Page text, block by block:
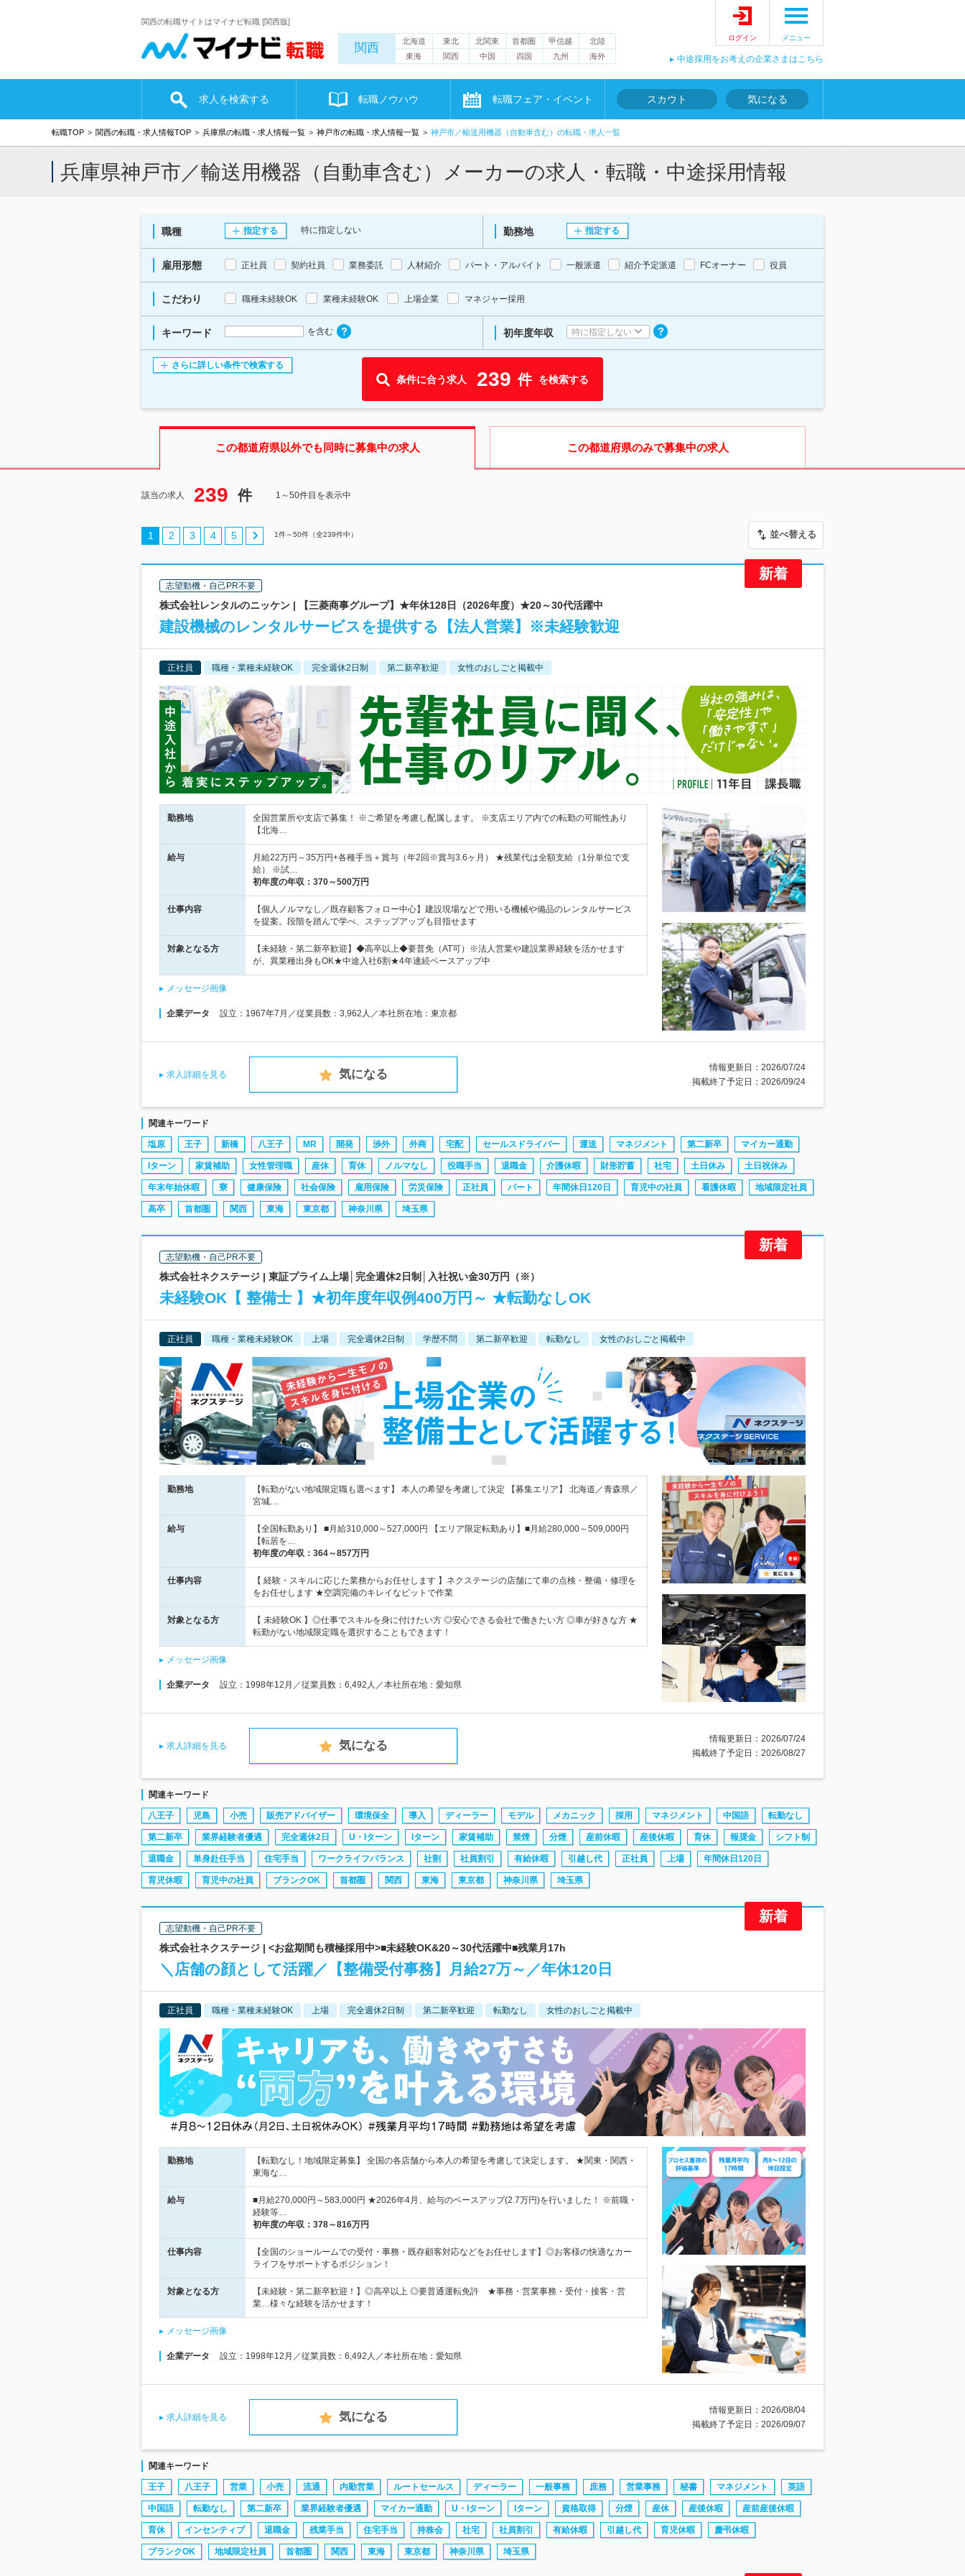
関西の転職サイトはマイナビ転職 [関西版]
関西 北海道 東北 北関東 首都圏 甲信越
北陸
東海
関西 中国 四国 九州 海外
ログイン メニュー
中途採用をお考えの企業さまはこちら
求人を検索する 転職ノウハウ 転職フェア・イベント スカウト 気になる
転職TOP 関西の転職・求人情報TOP 兵庫県の転職・求人情報一覧 神戸市の転職・求人情報一覧 神戸市／輸送用機器（自動車含む）の転職・求人一覧
兵庫県神戸市／輸送用機器（自動車含む）メーカーの求人・転職・中途採用情報
職種 指定する 特に指定しない 勤務地 指定する
雇用形態 正社員 契約社員 業務委託 人材紹介 パート・アルバイト 一般派遣 紹介予定派遣 FCオーナー 役員
こだわり 職種未経験OK 業種未経験OK 上場企業 マネジャー採用
キーワード を含む 初年度年収 特に指定しない
さらに詳しい条件で検索する
条件に合う求人 239 件 を検索する
この都道府県以外でも同時に募集中の求人 この都道府県のみで募集中の求人
該当の求人 239 件 1～50件目を表示中
1 2 3 4 5 1件～50件（全239件中） 並べ替える
志望動機・自己PR不要
株式会社レンタルのニッケン | 【三菱商事グループ】★年休128日（2026年度）★20～30代活躍中
建設機械のレンタルサービスを提供する【法人営業】※未経験歓迎
正社員 職種・業種未経験OK 完全週休2日制 第二新卒歓迎 女性のおしごと掲載中
勤務地
全国営業所や支店で募集！ ※ご希望を考慮し配属します。 ※支店エリア内での転勤の可能性あり
【北海…
給与
月給22万円～35万円+各種手当＋賞与（年2回※賞与3.6ヶ月） ★残業代は全額支給（1分単位で支
給） ※試…
初年度の年収： 370～500万円
仕事内容
【個人ノルマなし／既存顧客フォロー中心】建設現場などで用いる機械や備品のレンタルサービス
を提案。段階を踏んで学べ、ステップアップも目指せます
対象となる方
【未経験・第二新卒歓迎】◆高卒以上◆要普免（AT可）※法人営業や建設業界経験を活かせます
が、異業種出身もOK★中途入社6割★4年連続ベースアップ中
メッセージ画像
企業データ 設立：1967年7月／従業員数：3,962人／本社所在地：東京都
求人詳細を見る 気になる
情報更新日：2026/07/24
掲載終了予定日：2026/09/24
関連キーワード
塩原 王子 新橋 八王子 MR 開発 渉外 外商 宅配 セールスドライバー 運送 マネジメント 第二新卒 マイカー通勤
Iターン 家賃補助 女性管理職 産休 育休 ノルマなし 役職手当 退職金 介護休暇 財形貯蓄 社宅 土日休み 土日祝休み
年末年始休暇 寮 健康保険 社会保険 雇用保険 労災保険 正社員 パート 年間休日120日 育児中の社員 看護休暇 地域限定社員
高卒 首都圏 関西 東海 東京都 神奈川県 埼玉県
志望動機・自己PR不要
株式会社ネクステージ | 東証プライム上場│完全週休2日制│入社祝い金30万円（※）
未経験OK【 整備士 】★初年度年収例400万円～ ★転勤なしOK
正社員 職種・業種未経験OK 上場 完全週休2日制 学歴不問 第二新卒歓迎 転勤なし 女性のおしごと掲載中
勤務地
【転勤がない地域限定職も選べます】 本人の希望を考慮して決定 【募集エリア】 北海道／青森県／
宮城…
給与
【全国転勤あり】 ■月給310,000～527,000円 【エリア限定転勤あり】■月給280,000～509,000円
【転居を…
初年度の年収： 364～857万円
仕事内容
【 経験・スキルに応じた業務からお任せします 】ネクステージの店舗にて車の点検・整備・修理を
をお任せします ★空調完備のキレイなピットで作業
対象となる方
【 未経験OK 】◎仕事でスキルを身に付けたい方 ◎安心できる会社で働きたい方 ◎車が好きな方 ★
転勤がない地域限定職を選択することもできます！
メッセージ画像
企業データ 設立：1998年12月／従業員数：6,492人／本社所在地：愛知県
求人詳細を見る 気になる
情報更新日：2026/07/24
掲載終了予定日：2026/08/27
関連キーワード
八王子 児島 小売 販売アドバイザー 環境保全 導入 ディーラー モデル メカニック 採用 マネジメント 中国語 転勤なし
第二新卒 業界経験者優遇 完全週休2日 U・Iターン Iターン 家賃補助 禁煙 分煙 産前休暇 産後休暇 育休 報奨金 シフト制
退職金 単身赴任手当 住宅手当 ワークライフバランス 社割 社員割引 有給休暇 引越し代 正社員 上場 年間休日120日
育児休暇 育児中の社員 ブランクOK 首都圏 関西 東海 東京都 神奈川県 埼玉県
志望動機・自己PR不要
株式会社ネクステージ | <お盆期間も積極採用中>■未経験OK&20～30代活躍中■残業月17h
＼店舗の顔として活躍／【整備受付事務】月給27万～／年休120日
正社員 職種・業種未経験OK 上場 完全週休2日制 第二新卒歓迎 転勤なし 女性のおしごと掲載中
勤務地
【転勤なし！地域限定募集】 全国の各店舗から本人の希望を考慮して決定します。 ★関東・関西・
東海な…
給与
■月給270,000円～583,000円 ★2026年4月、給与のベースアップ(2.7万円)を行いました！ ※前職・
経験等…
初年度の年収： 378～816万円
仕事内容
【全国のショールームでの受付・事務・既存顧客対応などをお任せします】◎お客様の快適なカー
ライフをサポートするポジション！
対象となる方
【未経験・第二新卒歓迎！】◎高卒以上 ◎要普通運転免許 ★事務・営業事務・受付・接客・営
業…様々な経験を活かせます！
メッセージ画像
企業データ 設立：1998年12月／従業員数：6,492人／本社所在地：愛知県
求人詳細を見る 気になる
情報更新日：2026/08/04
掲載終了予定日：2026/09/07
関連キーワード
王子 八王子 営業 小売 流通 内勤営業 ルートセールス ディーラー 一般事務 庶務 営業事務 秘書 マネジメント 英語
中国語 転勤なし 第二新卒 業界経験者優遇 マイカー通勤 U・Iターン Iターン 資格取得 分煙 産休 産後休暇 産前産後休暇
育休 インセンティブ 退職金 残業手当 住宅手当 持株会 社宅 社員割引 有給休暇 引越し代 育児休暇 慶弔休暇
ブランクOK 地域限定社員 首都圏 関西 東海 東京都 神奈川県 埼玉県